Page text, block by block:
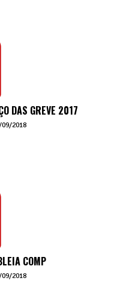
DAS GREVE 2017
2018
COMP
2018